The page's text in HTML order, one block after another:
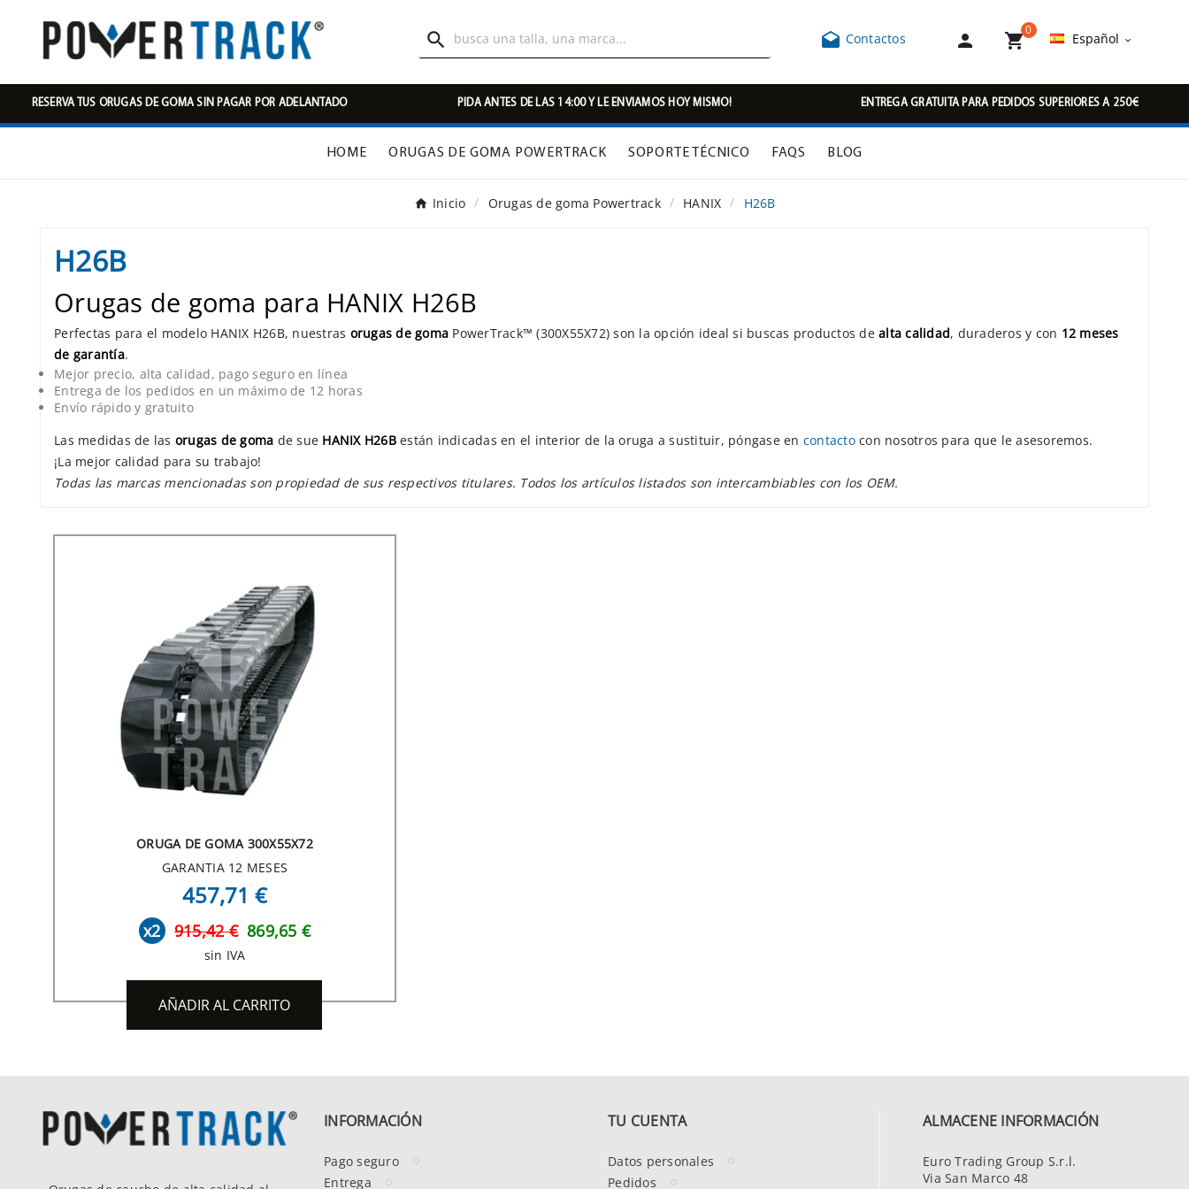
  Contactos  
0
Español 
RESERVA TUS ORUGAS DE GOMA SIN PAGAR POR ADELANTADO PIDA ANTES DE LAS 14:00 Y LE ENVIAMOS HOY MISMO! ENTREGA GRATUITA PARA PEDIDOS SUPERIORES A 250€
HOME ORUGAS DE GOMA POWERTRACK SOPORTE TÉCNICO FAQS BLOG
Inicio Orugas de goma Powertrack HANIX H26B
H26B
Orugas de goma para HANIX H26B
Perfectas para el modelo HANIX H26B, nuestras orugas de goma PowerTrack™ (300X55X72) son la opción ideal si buscas productos de alta calidad, duraderos y con 12 meses
de garantía.
Mejor precio, alta calidad, pago seguro en línea
Entrega de los pedidos en un máximo de 12 horas
Envío rápido y gratuito
Las medidas de las orugas de goma de sue HANIX H26Bestán indicadas en el interior de la oruga a sustituir, póngase en contactocon nosotros para que le asesoremos.
¡La mejor calidad para su trabajo!
Todas las marcas mencionadas son propiedad de sus respectivos titulares. Todos los artículos listados son intercambiables con los OEM.
ORUGA DE GOMA 300X55X72
GARANTIA 12 MESES
457,71 €
x2 915,42 € 869,65 €
sin IVA
AÑADIR AL CARRITO
INFORMACIÓN
Pago seguro
Entrega
TU CUENTA
Datos personales
Pedidos
ALMACENE INFORMACIÓN
Euro Trading Group S.r.l.
Via San Marco 48